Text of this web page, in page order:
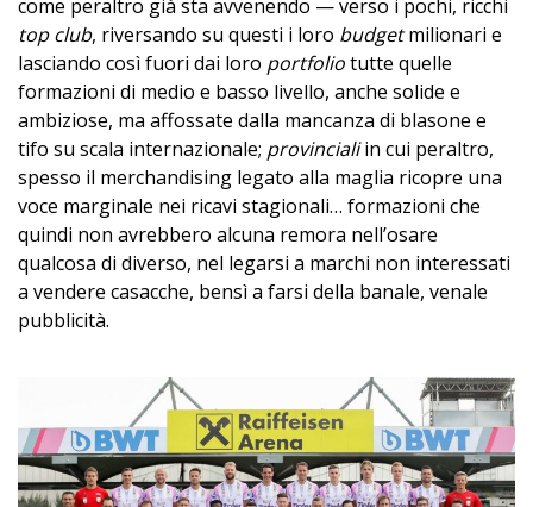
come peraltro già sta avvenendo — verso i pochi, ricchi
top club, riversando su questi i loro budgetmilionari e
lasciando così fuori dai loro portfoliotutte quelle
formazioni di medio e basso livello, anche solide e
ambiziose, ma affossate dalla mancanza di blasone e
tifo su scala internazionale; provincialiin cui peraltro,
spesso il merchandising legato alla maglia ricopre una
voce marginale nei ricavi stagionali… formazioni che
quindi non avrebbero alcuna remora nell’osare
qualcosa di diverso, nel legarsi a marchi non interessati
a vendere casacche, bensì a farsi della banale, venale
pubblicità.